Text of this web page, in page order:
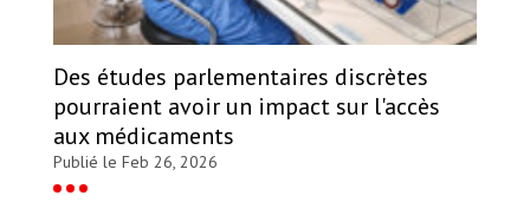
Des études parlementaires discrètes
pourraient avoir un impact sur l'accès
aux médicaments
Publié le Feb 26, 2026